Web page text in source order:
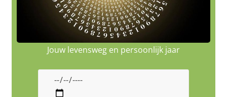
Jouw levensweg en persoonlijk jaar